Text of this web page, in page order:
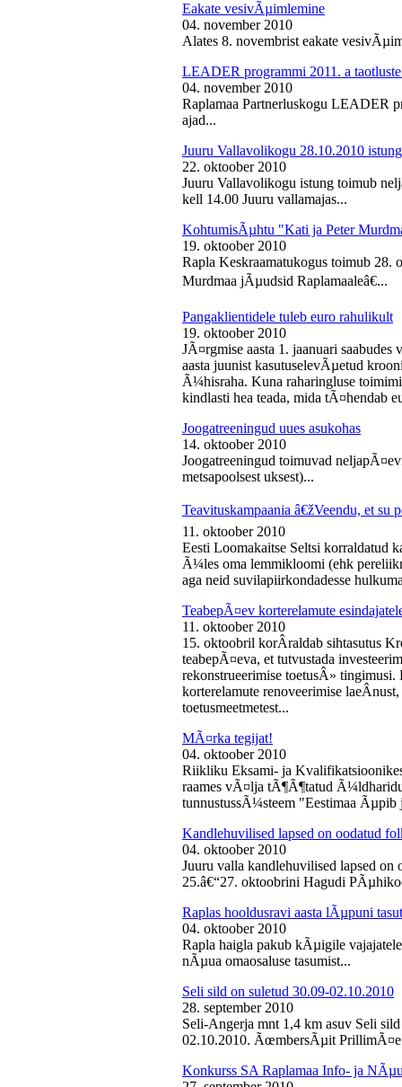
Eakate vesivÃµimlemine
04. november 2010
Alates 8. novembrist eakate
LEADER programmi 2011. a
04. november 2010
Raplamaa Partnerluskogu LEADER
ajad...
Juuru Vallavolikogu 28.10.2010 istung
22. oktoober 2010
Juuru Vallavolikogu istung toimub
kell 14.00 Juuru vallamajas...
KohtumisÃµhtu "Kati ja Peter
19. oktoober 2010
Rapla Keskraamatukogus toimub
Murdmaa jÃµudsid Raplamaaleâ€...
Pangaklientidele tuleb euro rahulikult
19. oktoober 2010
JÃ¤rgmise aasta 1. jaanuari
aasta juunist kasutuselevÃµetud
Ã¼hisraha. Kuna raharingluse
kindlasti hea teada, mida tÃ¤hendab
Joogatreeningud uues asukohas
14. oktoober 2010
Joogatreeningud toimuvad
metsapoolsest uksest)...
Teavituskampaania â€žVeendu, et su
11. oktoober 2010
Eesti Loomakaitse Seltsi korraldatud
Ã¼les oma lemmikloomi (ehk
aga neid suvilapiirkondadesse
TeabepÃ¤ev korterelamute
11. oktoober 2010
15. oktoobril korÂ­raldab sihtasutus
teabepÃ¤eva, et tutvustada
rekonstrueerimise toetusÂ»
korterelamute renoveerimise
toetusmeetmetest...
MÃ¤rka tegijat!
04. oktoober 2010
Riikliku Eksami- ja
raames vÃ¤lja tÃ¶Ã¶tatud
tunnustussÃ¼steem "Eestimaa
Kandlehuvilised lapsed on oodatud
04. oktoober 2010
Juuru valla kandlehuvilised lapsed
25.â€“27. oktoobrini Hagudi
Raplas hooldusravi aasta lÃµpuni
04. oktoober 2010
Rapla haigla pakub kÃµigile
nÃµua omaosaluse tasumist...
Seli sild on suletud 30.09-02.10.2010
28. september 2010
Seli-Angerja mnt 1,4 km asuv Seli
02.10.2010. ÃœmbersÃµit
Konkurss SA Raplamaa Info- ja